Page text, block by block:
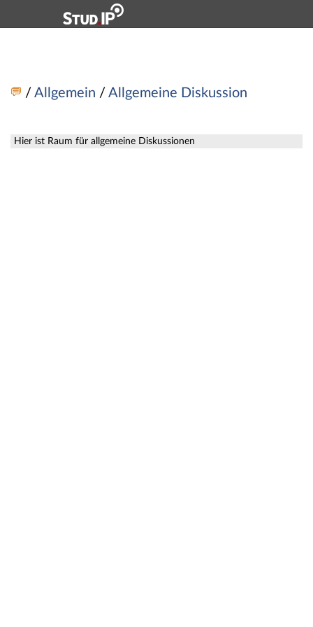
Hauptnavigation
Fußzeile
Workshop: 78277a DiTech-Cyber Café: Webinare
/ Allgemein / Allgemeine Diskussion
Hier ist Raum für allgemeine Diskussionen